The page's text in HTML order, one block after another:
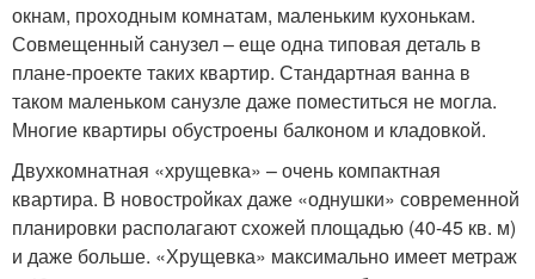
окнам, проходным комнатам, маленьким кухонькам.
Совмещенный санузел – еще одна типовая деталь в
плане-проекте таких квартир. Стандартная ванна в
таком маленьком санузле даже поместиться не могла.
Многие квартиры обустроены балконом и кладовкой.
Двухкомнатная «хрущевка» – очень компактная
квартира. В новостройках даже «однушки» современной
планировки располагают схожей площадью (40-45 кв. м)
и даже больше. «Хрущевка» максимально имеет метраж